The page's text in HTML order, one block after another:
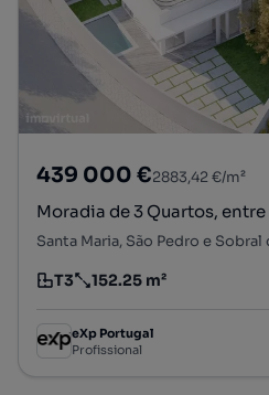
439 000 €2883,42 €/m²
Moradia de 3 Quartos,
Santa Maria, São Pedro e
Tipologia
T3
Preço por metro quadrado
152.25 m²
eXp Portugal
Profissional